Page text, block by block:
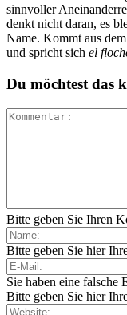
sinnvoller
denkt nicht daran, es
Name. Kommt aus
und spricht sich el
Du möchtest das
Bitte geben Sie Ihren
Bitte geben Sie hier
Sie haben eine falsche
Bitte geben Sie hier